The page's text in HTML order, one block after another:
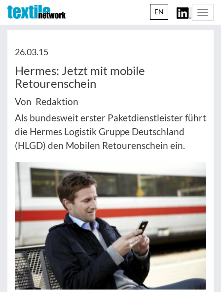
EN
26.03.15
Hermes: Jetzt mit mobile
Retourenschein
Von Redaktion
Als bundesweit erster Paketdienstleister führt
die Hermes Logistik Gruppe Deutschland
(HLGD) den Mobilen Retourenschein ein.